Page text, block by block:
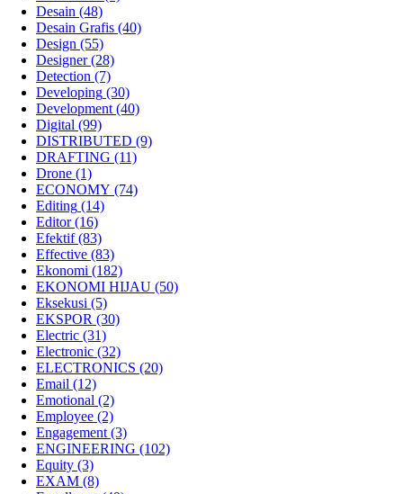
Desain (48)
Desain Grafis (40)
Design (55)
Designer(28)
Detection (7)
Developing (30)
Development(40)
Digital (99)
DISTRIBUTED (9)
DRAFTING (11)
Drone (1)
ECONOMY (74)
Editing (14)
Editor(16)
Efektif(83)
Effective (83)
Ekonomi (182)
EKONOMI HIJAU (50)
Eksekusi (5)
EKSPOR (30)
Electric (31)
Electronic (32)
ELECTRONICS (20)
Email (12)
Emotional (2)
Employee (2)
Engagement(3)
ENGINEERING (102)
Equity (3)
EXAM (8)